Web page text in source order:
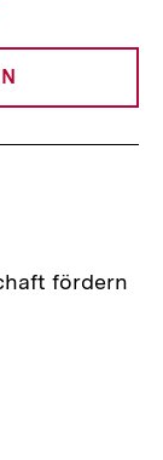
fördern